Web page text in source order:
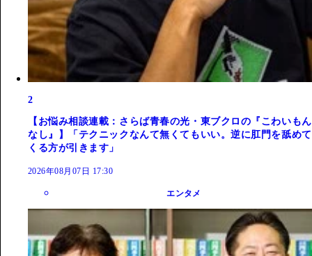
2
【お悩み相談連載：さらば青春の光・東ブクロの『こわいもん
なし』】「テクニックなんて無くてもいい。逆に肛門を舐めて
くる方が引きます」
2026年08月07日 17:30
エンタメ